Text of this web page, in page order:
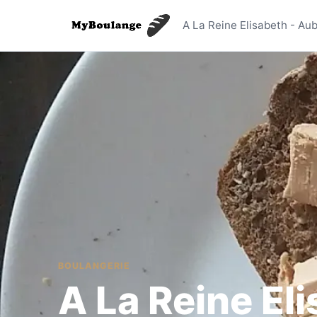
A La
A La Reine Elisabeth -
BOULANGERIE
A La Reine